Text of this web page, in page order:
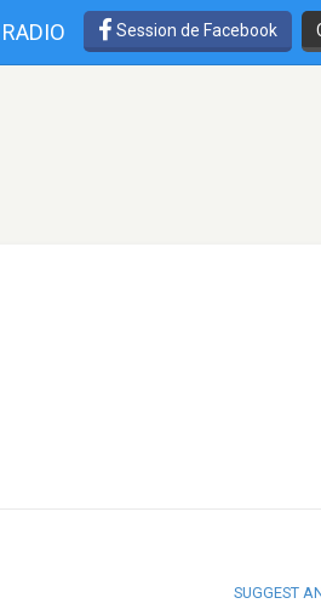
RADIO Session de Facebook
SUGGEST